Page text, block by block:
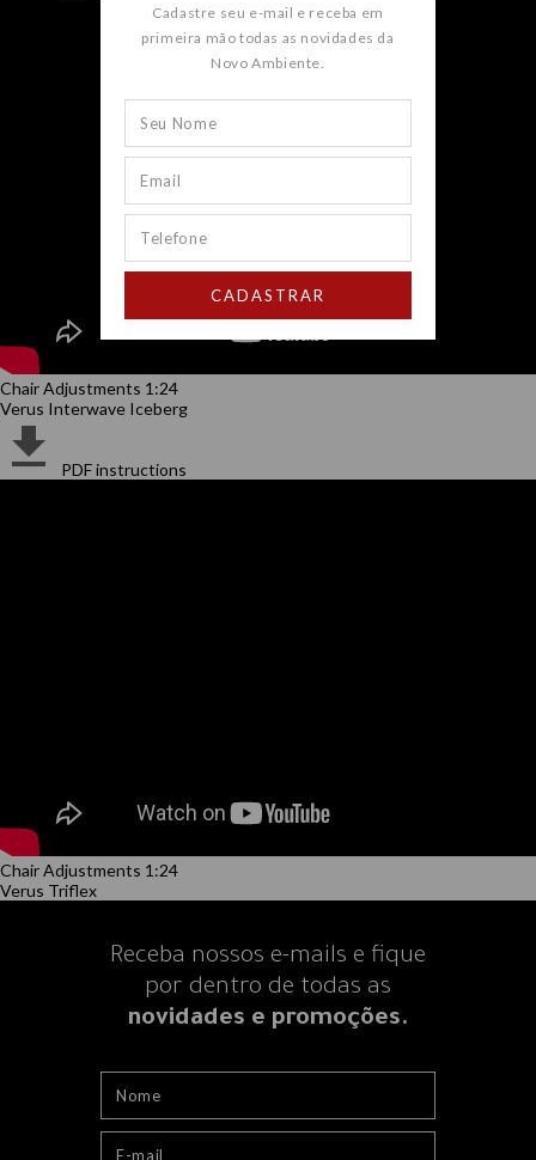
Chair Adjustments 1:24
Verus Interwave Iceberg
PDF instructions
Chair Adjustments 1:24
Verus Triflex
Receba nossos e-mails e fique
por dentro de todas as
novidades e promoções.
Cadastre seu e-mail e receba em
primeira mão todas as novidades da
Novo Ambiente.
CADASTRAR